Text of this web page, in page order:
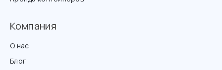
Компания
О нас
Блог